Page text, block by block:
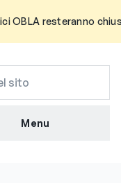
chiusi per
Menu